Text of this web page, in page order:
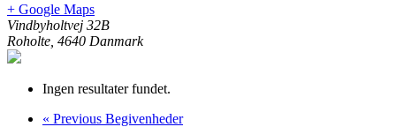
+ Google Maps
Vindbyholtvej 32B
Roholte 4640 Danmark
Ingen resultater fundet.
« Previous Begivenheder